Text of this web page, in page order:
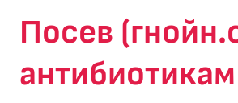
Посев